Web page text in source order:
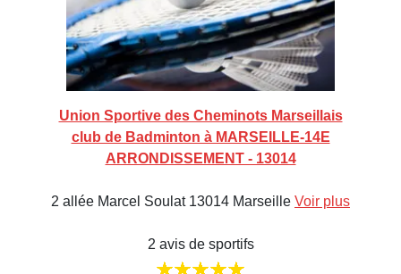
Union Sportive des Cheminots Marseillais
club de Badminton à MARSEILLE-14E
ARRONDISSEMENT - 13014
2 allée Marcel Soulat 13014 Marseille Voir plus
2 avis de sportifs